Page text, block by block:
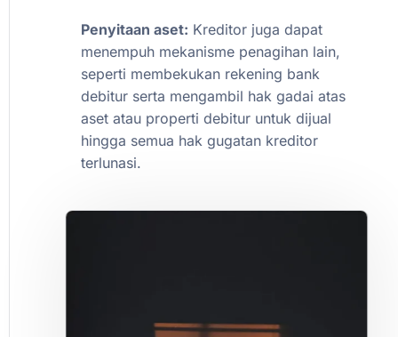
Penyitaan aset: Kreditor juga dapat
menempuh mekanisme penagihan lain,
seperti membekukan rekening bank
debitur serta mengambil hak gadai atas
aset atau properti debitur untuk dijual
hingga semua hak gugatan kreditor
terlunasi.